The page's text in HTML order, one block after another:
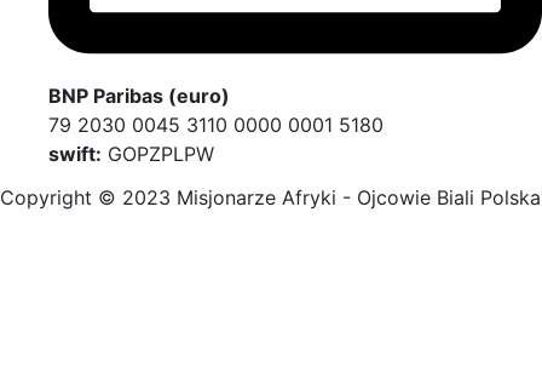
BNP Paribas (euro)
79 2030 0045 3110 0000 0001 5180
swift: GOPZPLPW
Copyright © 2023 Misjonarze Afryki - Ojcowie Biali Polska